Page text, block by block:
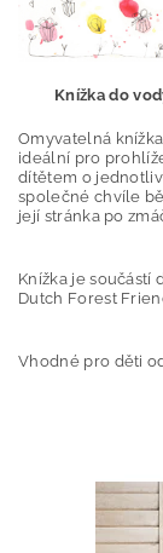
Knížka do
Omyvatelná
ideální pro
dítětem o
společné chvíle
její stránka po
Knížka je
Dutch Forest
Vhodné pro děti